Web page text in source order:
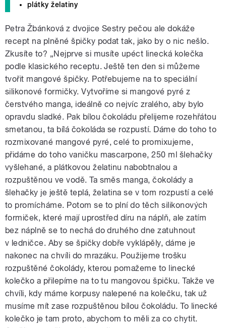
plátky želatiny
Petra Žbánková z dvojice Sestry pečou ale dokáže
recept na plněné špičky podat tak, jako by o nic nešlo.
Zkusíte to? „Nejprve si musíte upéct linecká kolečka
podle klasického receptu. Ještě ten den si můžeme
tvořit mangové špičky. Potřebujeme na to speciální
silikonové formičky. Vytvoříme si mangové pyré z
čerstvého manga, ideálně co nejvíc zralého, aby bylo
opravdu sladké. Pak bílou čokoládu přelijeme rozehřátou
smetanou, ta bílá čokoláda se rozpustí. Dáme do toho to
rozmixované mangové pyré, celé to promixujeme,
přidáme do toho vaničku mascarpone, 250 ml šlehačky
vyšlehané, a plátkovou želatinu nabobtnalou a
rozpuštěnou ve vodě. Ta směs manga, čokolády a
šlehačky je ještě teplá, želatina se v tom rozpustí a celé
to promícháme. Potom se to plní do těch silikonových
formiček, které mají uprostřed díru na náplň, ale zatím
bez náplně se to nechá do druhého dne zatuhnout
v ledničce. Aby se špičky dobře vyklápěly, dáme je
nakonec na chvíli do mrazáku. Použijeme trošku
rozpuštěné čokolády, kterou pomažeme to linecké
kolečko a přilepíme na to tu mangovou špičku. Takže ve
chvíli, kdy máme korpusy nalepené na kolečku, tak už
musíme mít zase rozpuštěnou bílou čokoládu. To linecké
kolečko je tam proto, abychom to měli za co chytit.